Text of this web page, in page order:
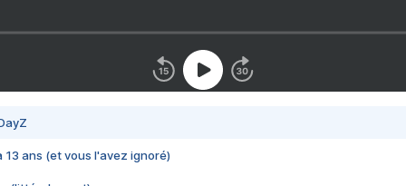
13 ans (et vous l'avez ignoré)